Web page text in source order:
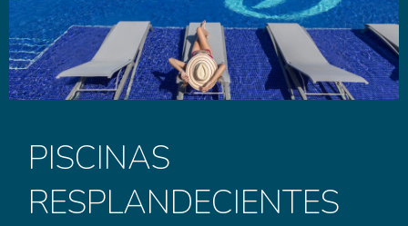
PISCINAS
RESPLANDECIENTES